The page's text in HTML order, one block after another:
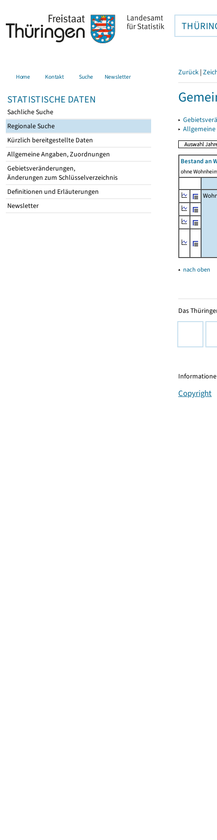
Home Kontakt Suche Newsletter
STATISTISCHE DATEN
Sachliche Suche
Regionale Suche
Kürzlich bereitgestellte Daten
Allgemeine Angaben, Zuordnungen
Gebietsveränderungen,
Änderungen zum Schlüsselverzeichnis
Definitionen und Erläuterungen
Newsletter
Zurück |
▸
▸
Bestand an
ohne
▴ nach oben
Das
Copyright